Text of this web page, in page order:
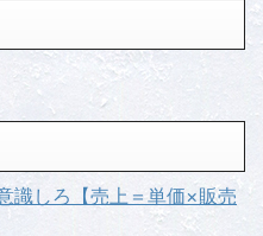
識しろ【売上＝単価×販売